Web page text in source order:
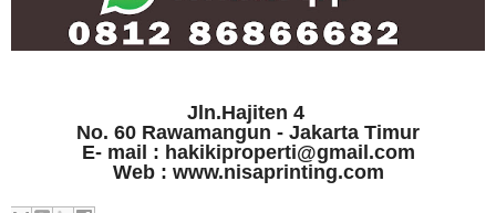
Jln.Hajiten 4
No. 60 Rawamangun - Jakarta Timur
E- mail : hakikiproperti@gmail.com
Web : www.nisaprinting.com